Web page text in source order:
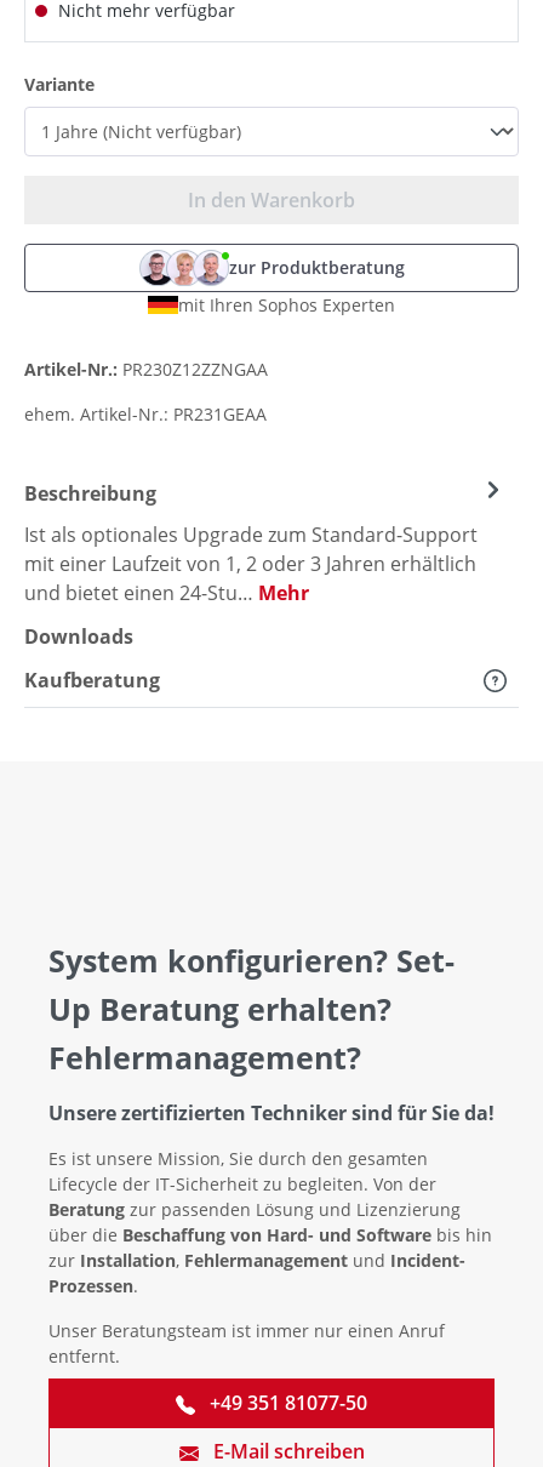
Nicht mehr verfügbar
Varianteauswählen
In den Warenkorb
zur Produktberatung
mit Ihren Sophos Experten
Artikel-Nr.: PR230Z12ZZNGAA
ehem. Artikel-Nr.: PR231GEAA
Beschreibung
Ist als optionales Upgrade zum Standard-Support
mit einer Laufzeit von 1, 2 oder 3 Jahren erhältlich
und bietet einen 24-Stu… Mehr
Downloads
Kaufberatung
System konfigurieren? Set-
Up Beratung erhalten?
Fehlermanagement?
Unsere zertifizierten Techniker sind für Sie da!
Es ist unsere Mission, Sie durch den gesamten
Lifecycle der IT-Sicherheit zu begleiten. Von der
Beratung zur passenden Lösung und Lizenzierung
über die Beschaffung von Hard- und Software bis hin
zur Installation, Fehlermanagement und Incident-
Prozessen.
Unser Beratungsteam ist immer nur einen Anruf
entfernt.
+49 351 81077-50
E-Mail schreiben